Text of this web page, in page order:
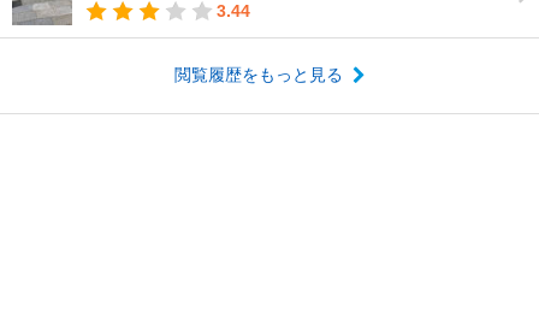
3.44
閲覧履歴をもっと見る